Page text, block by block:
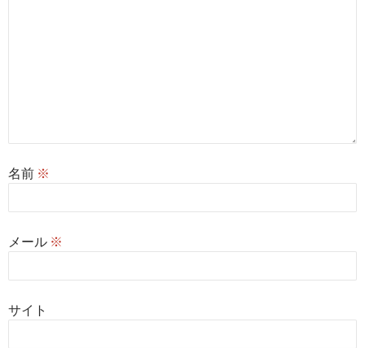
名前 ※
メール ※
サイト